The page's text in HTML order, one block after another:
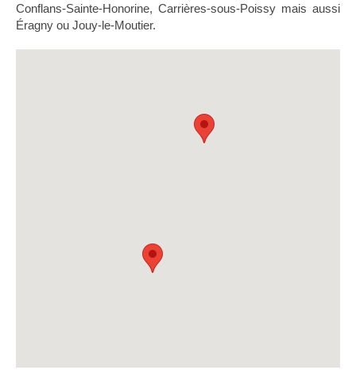
Conflans-Sainte-Honorine, Carrières-sous-Poissy mais aussi
Éragny ou Jouy-le-Moutier.